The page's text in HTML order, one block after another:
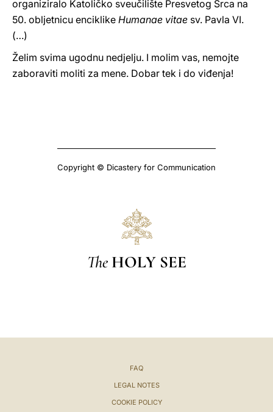
organiziralo Katoličko sveučilište Presvetog Srca na
50. obljetnicu enciklike Humanae vitae sv. Pavla VI.
(…)
Želim svima ugodnu nedjelju. I molim vas, nemojte
zaboraviti moliti za mene. Dobar tek i do viđenja!
Copyright © Dicastery for Communication
The HOLY SEE
FAQ
LEGAL NOTES
COOKIE POLICY